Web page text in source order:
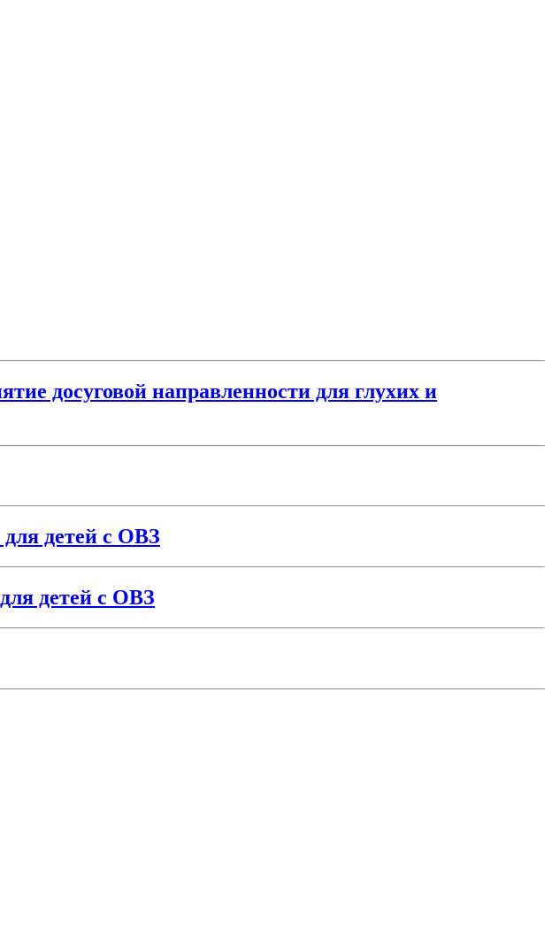
досуговой направленности для глухих и
детей с ОВЗ
детей с ОВЗ